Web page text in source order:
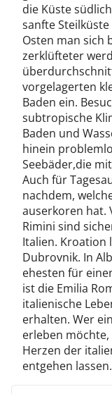
die Küste
sanfte
Osten man sich
zerklüfteter
vorgelagerten
Baden ein.
subtropische
Baden und
hinein
Seebäder,die
Auch für
nachdem,
auserkoren hat.
Rimini sind
Italien. Kroation
Dubrovnik. In
ehesten für
ist die Emilia
italienische
erhalten. Wer
erleben
Herzen der
entgehen lassen.